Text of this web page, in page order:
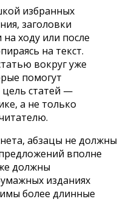
избранных
заголовки
ходу или после
на текст.
вокруг уже
помогут
цель статей —
а не только
абзацы не должны
вполне
должны
изданиях
более длинные